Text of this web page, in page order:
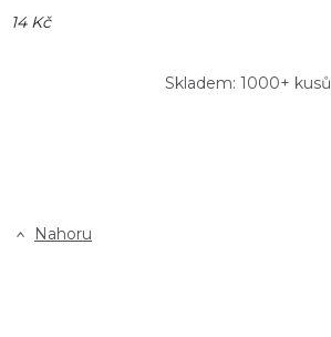
14 Kč
Skladem: 1000+ kusů
Nahoru